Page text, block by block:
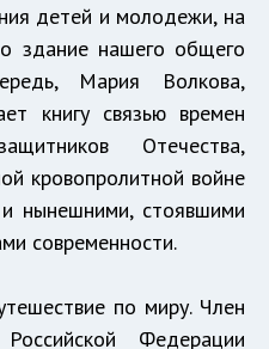
детей и молодежи, на
здание нашего общего
Мария Волкова,
книгу связью времен
Отечества,
кровопролитной войне
нынешними, стоявшими
современности.
по миру. Член
Федерации